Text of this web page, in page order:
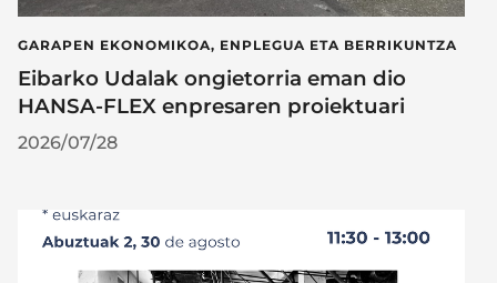
GARAPEN EKONOMIKOA, ENPLEGUA ETA BERRIKUNTZA
Eibarko Udalak ongietorria eman dio
HANSA-FLEX enpresaren proiektuari
2026/07/28